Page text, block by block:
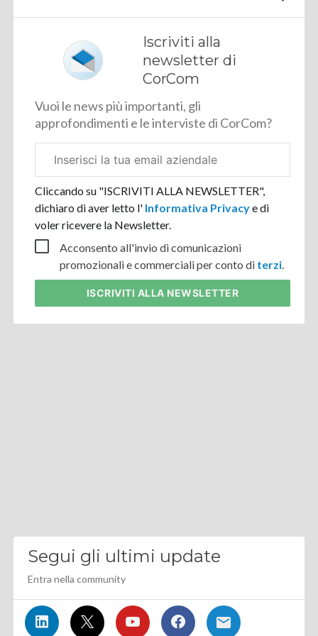
Iscriviti alla
newsletter di
CorCom
Vuoi le news più importanti, gli
approfondimenti e le interviste di CorCom?
aziendale
Cliccando su "ISCRIVITI ALLA NEWSLETTER",
dichiaro di aver letto l' Informativa Privacye di
voler ricevere la Newsletter.
Acconsento all'invio di comunicazioni
promozionali e commerciali per conto di terzi.
ISCRIVITI ALLA NEWSLETTER
Segui gli ultimi update
Entra nella community